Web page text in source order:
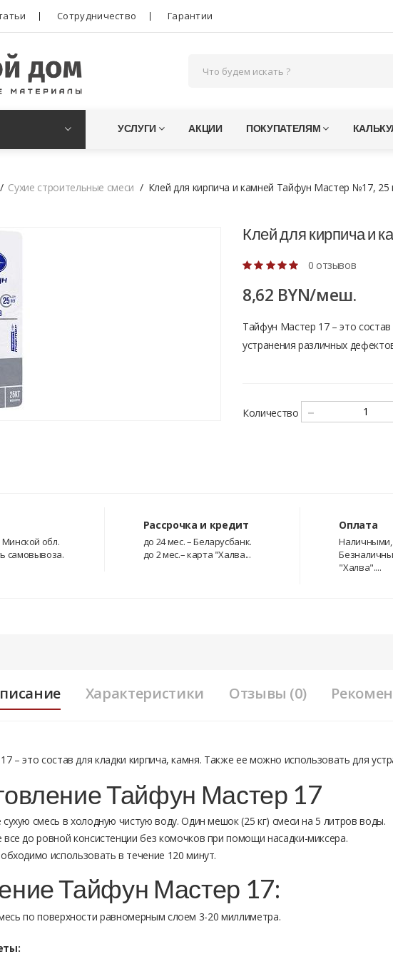
Сотрудничество Гарантии
УСЛУГИ АКЦИИ ПОКУПАТЕЛЯМ
Сухие строительные смеси Клей для кирпича и камней Тайфун Мастер №17, 25
Клей для кирпича и
0 отзывов
8,62 BYN/меш.
Тайфун Мастер 17 – это
устранения различных
Количество –
обл.
самовывоза.
Рассрочка и кредит
до 24 мес. – Беларусбанк.
до 2 мес.– карта "Халва...
Оплата
Наличными,
"Халва"....
Характеристики Отзывы (0)
– это состав для кладки кирпича, камня. Также ее можно использовать для
Тайфун Мастер 17
смесь в холодную чистую воду. Один мешок (25 кг) смеси на 5 литров воды.
до ровной консистенции без комочков при помощи насадки-миксера.
использовать в течение 120 минут.
Тайфун Мастер 17:
по поверхности равномерным слоем 3-20 миллиметра.